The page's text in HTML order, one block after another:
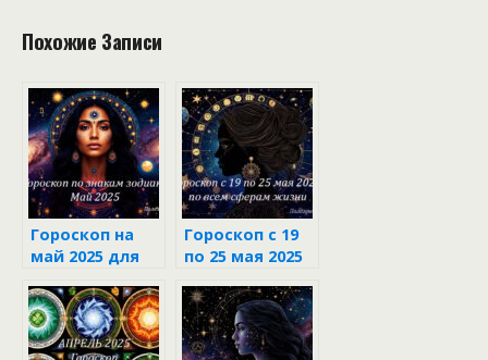
Похожие Записи
Гороскоп на
май 2025 для
зодиака
Гороскоп с 19
по 25 мая 2025
сферам жизни